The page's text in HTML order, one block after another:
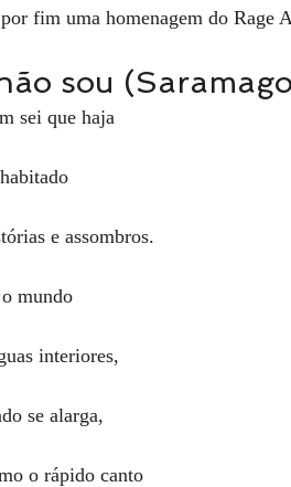
fim uma homenagem do Rage
sou
sei que haja
e assombros.
mundo
interiores,
se alarga,
o rápido canto